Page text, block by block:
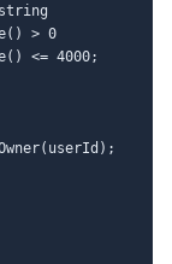
> 0
<= 4000;